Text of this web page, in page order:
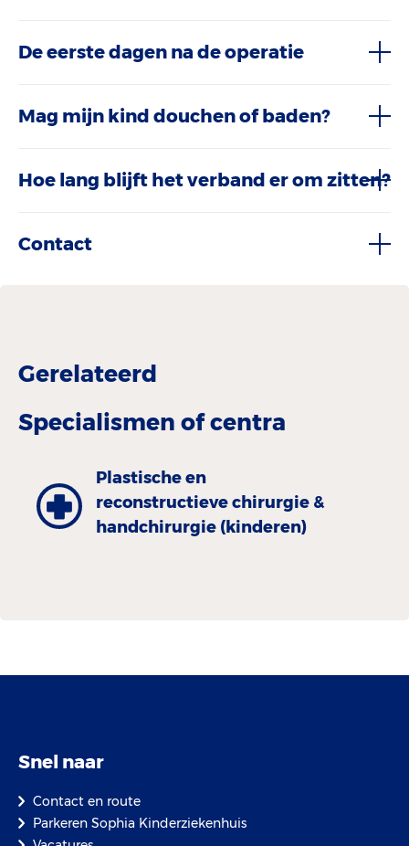
De eerste dagen na de operatie
Mag mijn kind douchen of baden?
Hoe lang blijft het verband er om zitten?
Contact
Gerelateerd
Specialismen of centra
Plastische en
reconstructieve chirurgie &
handchirurgie (kinderen)
Snel naar
Contact en route
Parkeren Sophia Kinderziekenhuis